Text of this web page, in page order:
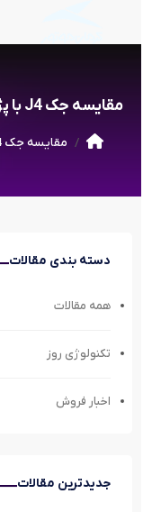
مقایسه جک J4 با پژو 301 | رقابت در سدان‌های اقتصادی
مقایسه جک J4 با پژو 301 | رقابت در سدان‌های اقتصادی
دسته بندی مقالات
همه مقالات
تکنولوژی روز
اخبار فروش
جدیدترین مقالات